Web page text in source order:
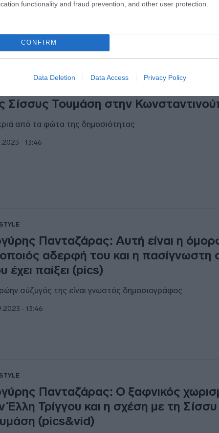
functionality and fraud prevention, and other user protection.
CONFIRM
Data Deletion Data Access Privacy Policy
- 10:49
Σίσσυς Τουμάση στην
από τα φώτα της δημοσιότητας
- 13:46
Πανταζάρας: Αυτή είναι η
αδερφή του και η πασίγνωστη
έχει παίξει (pics)
σύζυγός της είναι γνωστός δημοσιογράφος
- 13:46
Πανταζάρας: Ο ξαφνικός
Έλλη Τρίγγου και η σχέση με τη Σίσσυ
(pics&vid)